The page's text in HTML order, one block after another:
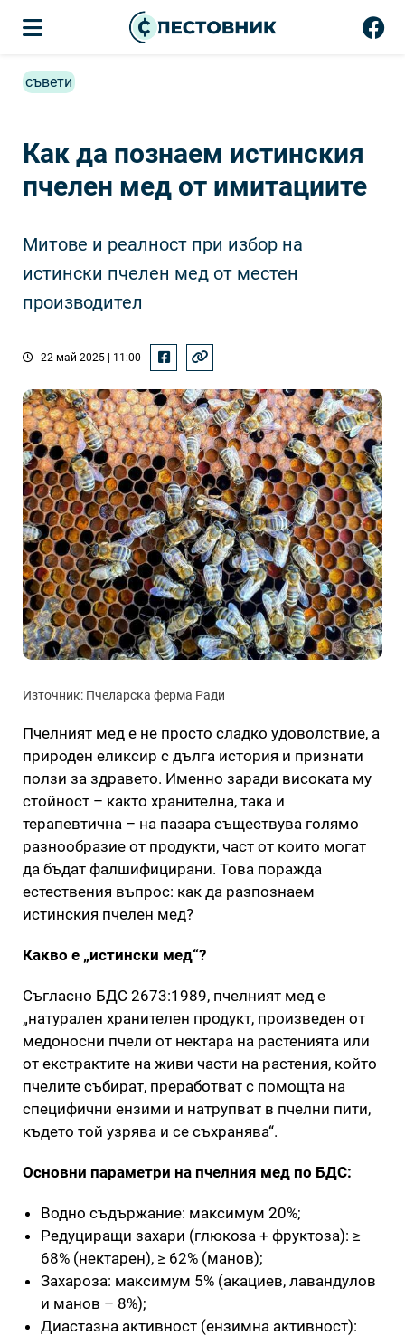
съвети
Как да познаем истинския
пчелен мед от имитациите
Митове и реалност при избор на
истински пчелен мед от местен
производител
22 май 2025 | 11:00
Източник: Пчеларска ферма Ради
Пчелният мед е не просто сладко удоволствие, а
природен еликсир с дълга история и признати
ползи за здравето. Именно заради високата му
стойност – както хранителна, така и
терапевтична – на пазара съществува голямо
разнообразие от продукти, част от които могат
да бъдат фалшифицирани. Това поражда
естествения въпрос: как да разпознаем
истинския пчелен мед?
Какво е „истински мед“?
Съгласно БДС 2673:1989, пчелният мед е
„натурален хранителен продукт, произведен от
медоносни пчели от нектара на растенията или
от екстрактите на живи части на растения, който
пчелите събират, преработват с помощта на
специфични ензими и натрупват в пчелни пити,
където той узрява и се съхранява“.
Основни параметри на пчелния мед по БДС:
Водно съдържание: максимум 20%;
Редуциращи захари (глюкоза + фруктоза): ≥
68% (нектарен), ≥ 62% (манов);
Захароза: максимум 5% (акациев, лавандулов
и манов – 8%);
Диастазна активност (ензимна активност):